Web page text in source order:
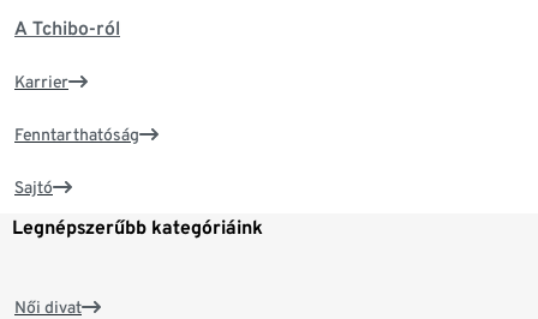
A Tchibo-ról
Karrier
Fenntarthatóság
Sajtó
Legnépszerűbb kategóriáink
Női divat